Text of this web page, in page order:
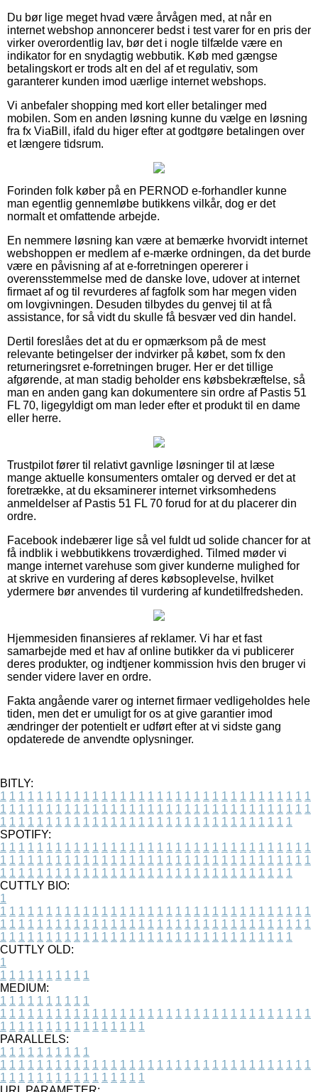
Du bør lige meget hvad være årvågen med, at når en
internet webshop annoncerer bedst i test varer for en pris der
virker overordentlig lav, bør det i nogle tilfælde være en
indikator for en snydagtig webbutik. Køb med gængse
betalingskort er trods alt en del af et regulativ, som
garanterer kunden imod uærlige internet webshops.
Vi anbefaler shopping med kort eller betalinger med
mobilen. Som en anden løsning kunne du vælge en løsning
fra fx ViaBill, ifald du higer efter at godtgøre betalingen over
et længere tidsrum.
Forinden folk køber på en PERNOD e-forhandler kunne
man egentlig gennemløbe butikkens vilkår, dog er det
normalt et omfattende arbejde.
En nemmere løsning kan være at bemærke hvorvidt internet
webshoppen er medlem af e-mærke ordningen, da det burde
være en påvisning af at e-forretningen opererer i
overensstemmelse med de danske love, udover at internet
firmaet af og til revurderes af fagfolk som har megen viden
om lovgivningen. Desuden tilbydes du genvej til at få
assistance, for så vidt du skulle få besvær ved din handel.
Dertil foreslåes det at du er opmærksom på de mest
relevante betingelser der indvirker på købet, som fx den
returneringsret e-forretningen bruger. Her er det tillige
afgørende, at man stadig beholder ens købsbekræftelse, så
man en anden gang kan dokumentere sin ordre af Pastis 51
FL 70, ligegyldigt om man leder efter et produkt til en dame
eller herre.
Trustpilot fører til relativt gavnlige løsninger til at læse
mange aktuelle konsumenters omtaler og derved er det at
foretrække, at du eksaminerer internet virksomhedens
anmeldelser af Pastis 51 FL 70 forud for at du placerer din
ordre.
Facebook indebærer lige så vel fuldt ud solide chancer for at
få indblik i webbutikkens troværdighed. Tilmed møder vi
mange internet varehuse som giver kunderne mulighed for
at skrive en vurdering af deres købsoplevelse, hvilket
ydermere bør anvendes til vurdering af kundetilfredsheden.
Hjemmesiden finansieres af reklamer. Vi har et fast
samarbejde med et hav af online butikker da vi publicerer
deres produkter, og indtjener kommission hvis den bruger vi
sender videre laver en ordre.
Fakta angående varer og internet firmaer vedligeholdes hele
tiden, men det er umuligt for os at give garantier imod
ændringer der potentielt er udført efter at vi sidste gang
opdaterede de anvendte oplysninger.
BITLY:
1 1 1 1 1 1 1 1 1 1 1 1 1 1 1 1 1 1 1 1 1 1 1 1 1 1 1 1 1 1 1 1 1 1
1 1 1 1 1 1 1 1 1 1 1 1 1 1 1 1 1 1 1 1 1 1 1 1 1 1 1 1 1 1 1 1 1 1
1 1 1 1 1 1 1 1 1 1 1 1 1 1 1 1 1 1 1 1 1 1 1 1 1 1 1 1 1 1 1 1
SPOTIFY:
1 1 1 1 1 1 1 1 1 1 1 1 1 1 1 1 1 1 1 1 1 1 1 1 1 1 1 1 1 1 1 1 1 1
1 1 1 1 1 1 1 1 1 1 1 1 1 1 1 1 1 1 1 1 1 1 1 1 1 1 1 1 1 1 1 1 1 1
1 1 1 1 1 1 1 1 1 1 1 1 1 1 1 1 1 1 1 1 1 1 1 1 1 1 1 1 1 1 1 1
CUTTLY BIO:
1
1 1 1 1 1 1 1 1 1 1 1 1 1 1 1 1 1 1 1 1 1 1 1 1 1 1 1 1 1 1 1 1 1 1
1 1 1 1 1 1 1 1 1 1 1 1 1 1 1 1 1 1 1 1 1 1 1 1 1 1 1 1 1 1 1 1 1 1
1 1 1 1 1 1 1 1 1 1 1 1 1 1 1 1 1 1 1 1 1 1 1 1 1 1 1 1 1 1 1 1
CUTTLY OLD:
1
1 1 1 1 1 1 1 1 1 1
MEDIUM:
1 1 1 1 1 1 1 1 1 1
1 1 1 1 1 1 1 1 1 1 1 1 1 1 1 1 1 1 1 1 1 1 1 1 1 1 1 1 1 1 1 1 1 1
1 1 1 1 1 1 1 1 1 1 1 1 1 1 1 1
PARALLELS:
1 1 1 1 1 1 1 1 1 1
1 1 1 1 1 1 1 1 1 1 1 1 1 1 1 1 1 1 1 1 1 1 1 1 1 1 1 1 1 1 1 1 1 1
1 1 1 1 1 1 1 1 1 1 1 1 1 1 1 1